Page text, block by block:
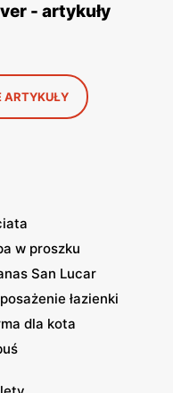
- artykuły
ARTYKUŁY
w proszku
San Lucar
łazienki
dla kota